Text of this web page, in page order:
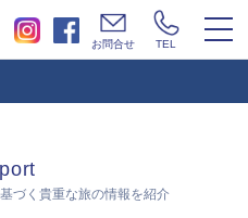
お問合せ TEL
づく貴重な旅の情報を紹介